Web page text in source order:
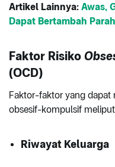
Artikel Lainnya: Awas,
Dapat Bertambah Parah
Faktor Risiko
(OCD)
Faktor-faktor yang dapat
obsesif-kompulsif
Riwayat Keluarga